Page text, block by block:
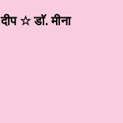
दीप ☆डाॅ. मीना